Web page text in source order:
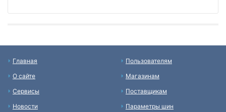
Главная
О сайте
Сервисы
Новости
Пользователям
Магазинам
Поставщикам
Параметры шин